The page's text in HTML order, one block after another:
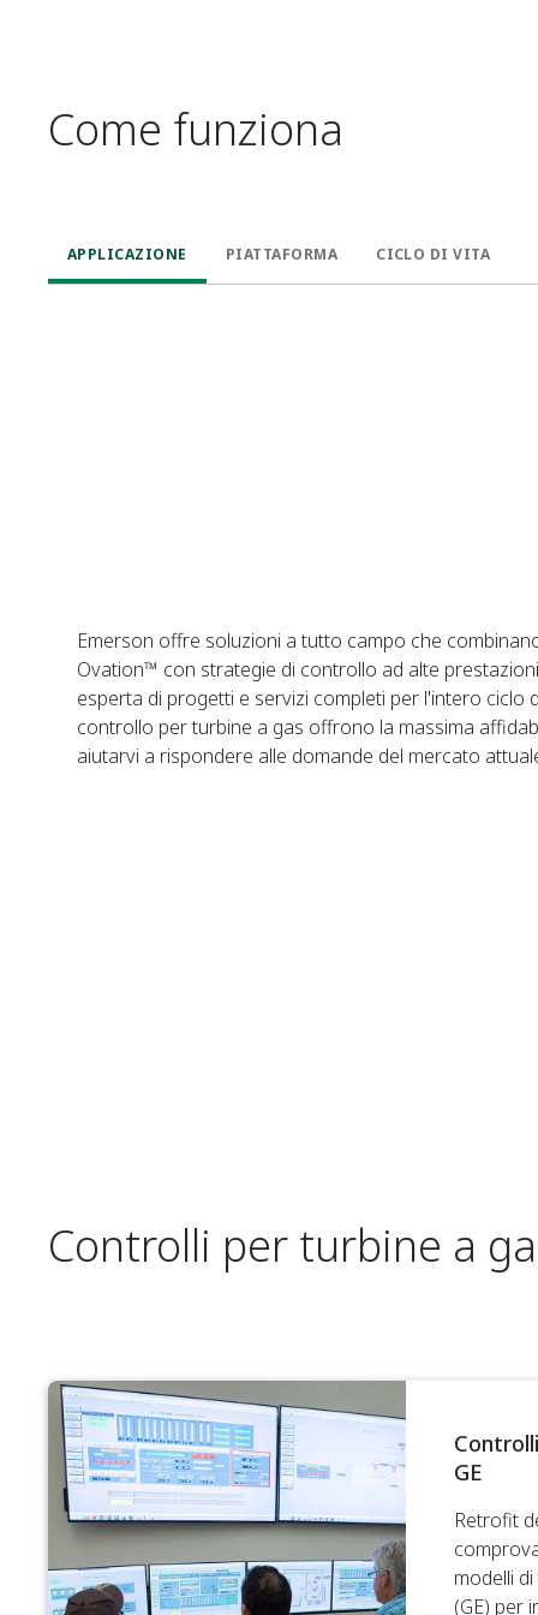
Come funziona
APPLICAZIONE PIATTAFORMA CICLO DI VITA
Emerson offre soluzioni a tutto campo che
Ovation™ con strategie di controllo ad alte
esperta di progetti e servizi completi per l'intero ciclo
controllo per turbine a gas offrono la massima
aiutarvi a rispondere alle domande del mercato
Controlli per turbine a
GE
Retrofit
modelli
(GE) per